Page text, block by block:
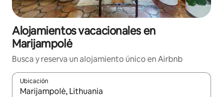
Alojamientos vacacionales en
Marijampolė
Busca y reserva un alojamiento único en Airbnb
Ubicación
Cuando los resultados estén disponibles, podrás navegar